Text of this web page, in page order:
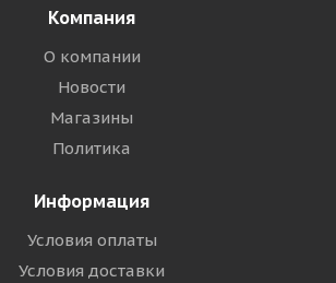
Компания
О компании
Новости
Магазины
Политика
Информация
Условия оплаты
Условия доставки